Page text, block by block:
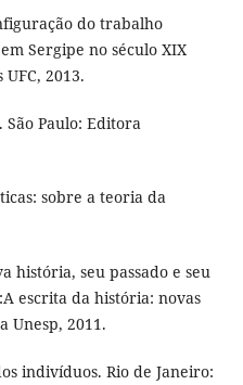
do trabalho
Sergipe no século XIX
2013.
São Paulo: Editora
sobre a teoria da
história, seu passado e seu
escrita da história: novas
Unesp, 2011.
indivíduos. Rio de Janeiro: